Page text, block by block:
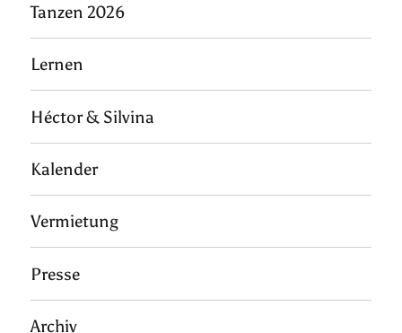
Tanzen 2026
Lernen
Héctor & Silvina
Kalender
Vermietung
Presse
Archiv